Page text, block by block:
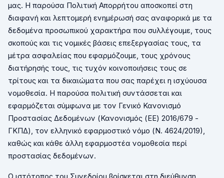
μας. Η παρούσα Πολιτική Απορρήτου αποσκοπεί στη
διαφανή και λεπτομερή ενημέρωσή σας αναφορικά με τα
δεδομένα προσωπικού χαρακτήρα που συλλέγουμε, τους
σκοπούς και τις νομικές βάσεις επεξεργασίας τους, τα
μέτρα ασφαλείας που εφαρμόζουμε, τους χρόνους
διατήρησής τους, τις τυχόν κοινοποιήσεις τους σε
τρίτους και τα δικαιώματα που σας παρέχει η ισχύουσα
νομοθεσία. Η παρούσα πολιτική συντάσσεται και
εφαρμόζεται σύμφωνα με τον Γενικό Κανονισμό
Προστασίας Δεδομένων (Κανονισμός (ΕΕ) 2016/679 -
ΓΚΠΔ), τον ελληνικό εφαρμοστικό νόμο (Ν. 4624/2019),
καθώς και κάθε άλλη εφαρμοστέα νομοθεσία περί
προστασίας δεδομένων.